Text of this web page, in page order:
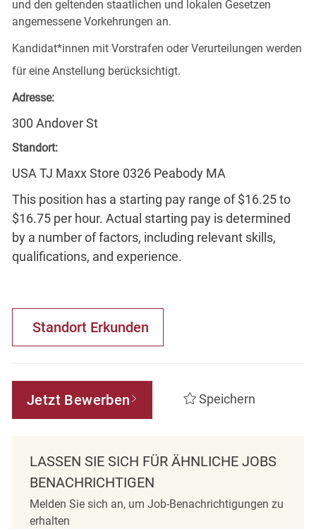
und den geltenden staatlichen und lokalen Gesetzen
angemessene Vorkehrungen an.
Kandidat*innen mit Vorstrafen oder Verurteilungen werden
für eine Anstellung berücksichtigt.
Adresse:
300 Andover St
Standort:
USA TJ Maxx Store 0326 Peabody MA
This position has a starting pay range of $16.25 to
$16.75 per hour. Actual starting pay is determined
by a number of factors, including relevant skills,
qualifications, and experience.
Standort Erkunden
Jetzt Bewerben Speichern
LASSEN SIE SICH FÜR ÄHNLICHE JOBS
BENACHRICHTIGEN
Melden Sie sich an, um Job-Benachrichtigungen zu
erhalten